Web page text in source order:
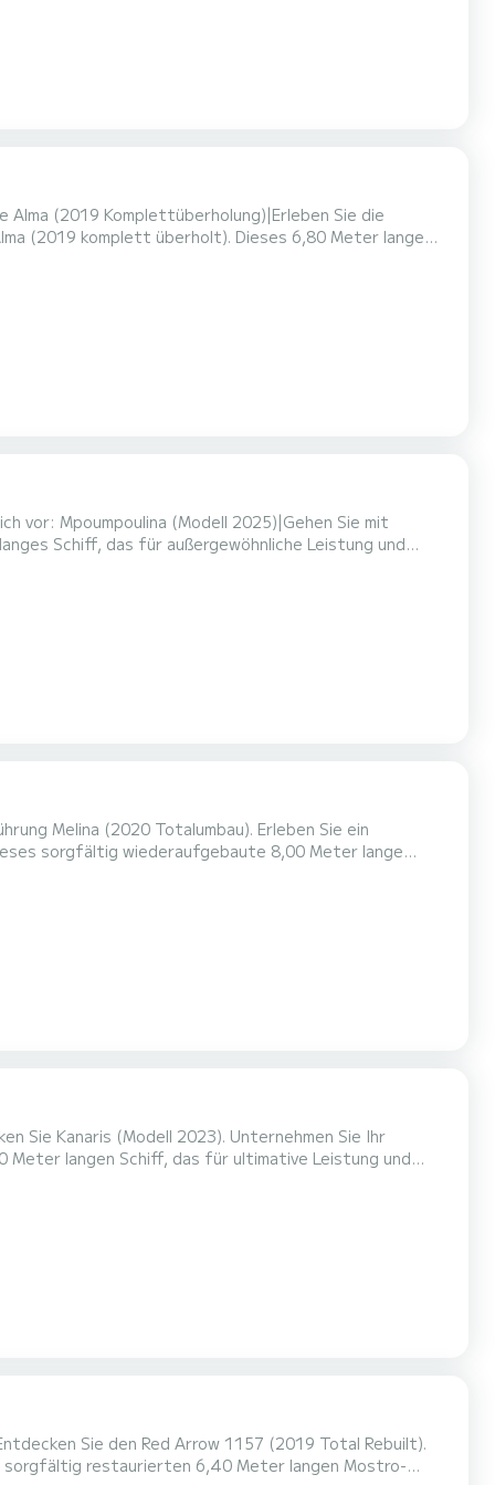
Alma (2019 Komplettüberholung)|Erleben Sie die
(2019 komplett überholt). Dieses 6,80 Meter lange
ein erstklassiges Bootserlebnis zu bieten und eignet
vor: Mpoumpoulina (Modell 2025)|Gehen Sie mit
Schiff, das für außergewöhnliche Leistung und
dieses Boot perfekt für unvergessliche
Melina (2020 Totalumbau). Erleben Sie ein
sorgfältig wiederaufgebaute 8,00 Meter lange
Innovation und bietet Platz für bis zu 10
Meter langen Schiff, das für ultimative Leistung und
Familienausflüge, Gruppenabenteuer oder
sorgfältig restaurierten 6,40 Meter langen Mostro-